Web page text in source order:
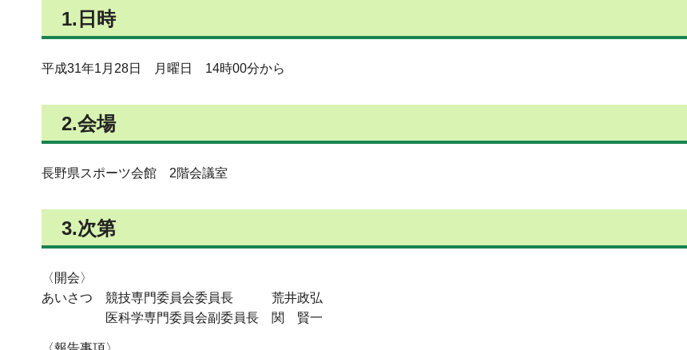
1.日時
平成31年1月28日 月曜日 14時00分から
2.会場
長野県スポーツ会館 2階会議室
3.次第
〈開会〉
あいさつ 競技専門委員会委員長 荒井政弘
医科学専門委員会副委員長 関 賢一